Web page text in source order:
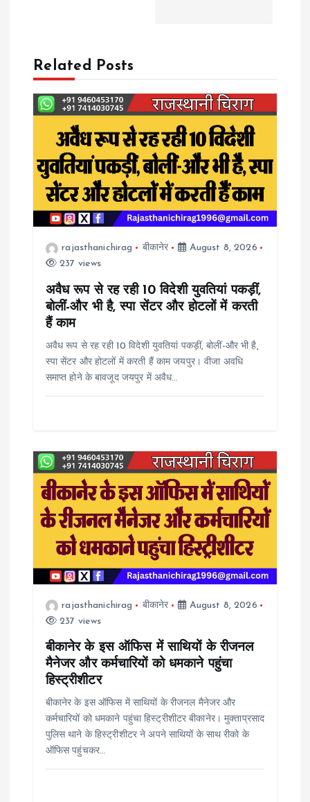
n
a
v
a
Related Posts
rajasthanichirag बीकानेर
August 8, 2026
237 views
अवैध रूप से रह रही 10 विदेशी युवतियां पकड़ीं,
बोलीं-और भी है, स्पा सेंटर और होटलों में करती
हैं काम
अवैध रूप से रह रही 10 विदेशी युवतियां पकड़ीं, बोलीं-और भी है,
स्पा सेंटर और होटलों में करती हैं काम जयपुर। वीजा अवधि
समाप्त होने के बावजूद जयपुर में अवैध…
rajasthanichirag बीकानेर
August 8, 2026
237 views
बीकानेर के इस ऑफिस में साथियों के रीजनल
मैनेजर और कर्मचारियों को धमकाने पहुंचा
हिस्ट्रीशीटर
बीकानेर के इस ऑफिस में साथियों के रीजनल मैनेजर और
कर्मचारियों को धमकाने पहुंचा हिस्ट्रीशीटर बीकानेर। मुक्ताप्रसाद
पुलिस थाने के हिस्ट्रीशीटर ने अपने साथियों के साथ रीको के
ऑफिस पहुंचकर…